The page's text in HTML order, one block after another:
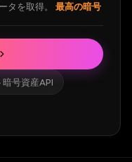
タを取得。
最高の暗号
暗号資産API